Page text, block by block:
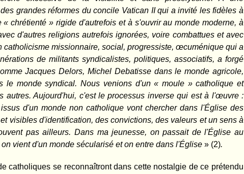
grandes réformes du concile Vatican II qui a invité les fidèles à
« chrétienté » rigide d'autrefois et à s'ouvrir au monde moderne, à
d'autres religions autrefois ignorées, voire combattues et avec
catholicisme missionnaire, social, progressiste, œcuménique qui a
de militants syndicalistes, politiques, associatifs, a forgé
Jacques Delors, Michel Debatisse dans le monde agricole,
le monde syndical. Nous venions d'un « moule » catholique et
autres. Aujourd'hui, c'est le processus inverse qui est à l'œuvre :
d'un monde non catholique vont chercher dans l'Église des
visibles d'identification, des convictions, des valeurs et un sens à
pas ailleurs. Dans ma jeunesse, on passait de l'Église au
vient d'un monde sécularisé et on entre dans l'Église » (2).
catholiques se reconnaîtront dans cette nostalgie de ce prétendu